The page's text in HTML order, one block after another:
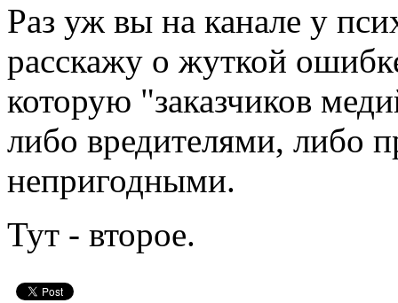
Раз уж вы на канале у
расскажу о жуткой
которую "заказчиков
либо вредителями, либо
непригодными.
Тут - второе.